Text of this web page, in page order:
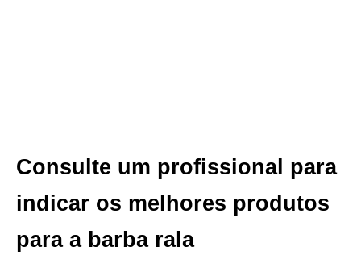
Consulte um profissional para
indicar os melhores produtos
para a barba rala